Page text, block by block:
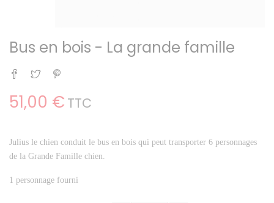
Bus en bois - La grande famille
Partager
Tweet
51,00 € TTC
Julius le chien conduit le bus en bois qui peut transporter 6 personnages
de la Grande Famille chien.
1 personnage fourni